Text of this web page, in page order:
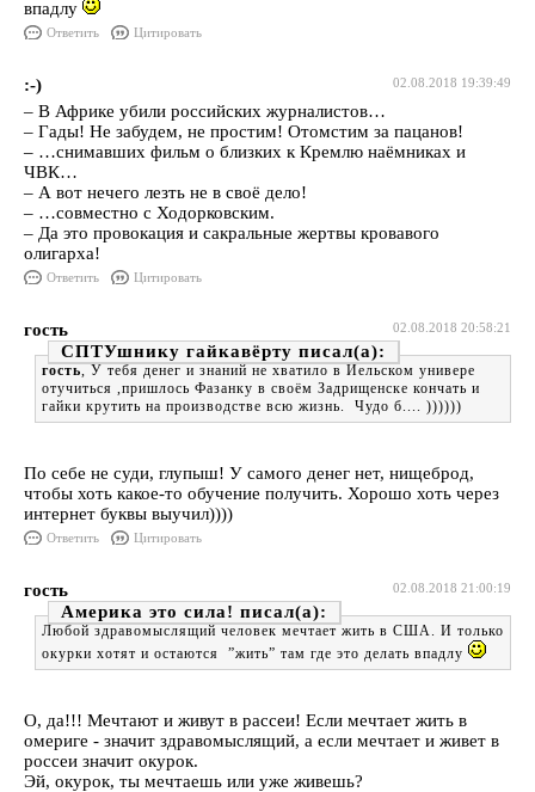
впадлу
Ответить Цитировать
02.08.2018 19:39:49
:-)
– В Африке убили российских журналистов…
– Гады! Не забудем, не простим! Отомстим за пацанов!
– …снимавших фильм о близких к Кремлю наёмниках и
ЧВК…
– А вот нечего лезть не в своё дело!
– …совместно с Ходорковским.
– Да это провокация и сакральные жертвы кровавого
олигарха!
Ответить Цитировать
02.08.2018 20:58:21
гость
СПТУшнику гайкавёрту
гость, У тебя денег и знаний не хватило в Йельском универе
отучиться ,пришлось Фазанку в своём Задрищенске кончать и
гайки крутить на производстве всю жизнь. Чудо б.... ))))))
По себе не суди, глупыш! У самого денег нет, нищеброд,
чтобы хоть какое-то обучение получить. Хорошо хоть через
интернет буквы выучил))))
Ответить Цитировать
02.08.2018 21:00:19
гость
Америка это сила!
Любой здравомыслящий человек мечтает жить в США. И только
окурки хотят и остаются ”жить” там где это делать впадлу
О, да!!! Мечтают и живут в рассеи! Если мечтает жить в
омериге - значит здравомыслящий, а если мечтает и живет в
россеи значит окурок.
Эй, окурок, ты мечтаешь или уже живешь?